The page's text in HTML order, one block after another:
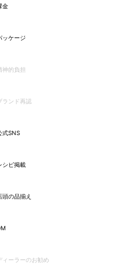
金
ッケージ
神的負担
ランド再認
式SNS
シピ掲載
頭の品揃え
ィーラーのお勧め